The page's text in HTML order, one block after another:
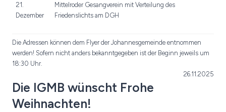
21.
Dezember
Mittelroder Gesangverein mit Verteilung des
Friedenslichts am DGH
Die Adressen können dem Flyer der Johannesgemeinde entnommen
werden! Sofern nicht anders bekanntgegeben ist der Beginn jeweils um
18:30 Uhr.
26.11.2025
Die IGMB wünscht Frohe
Weihnachten!